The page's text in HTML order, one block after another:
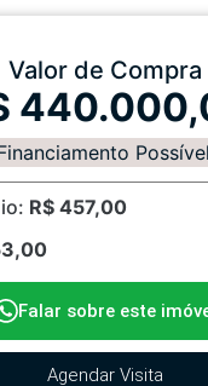
Valor de Compra
R$ 457,00
Falar sobre este
Agendar Visita